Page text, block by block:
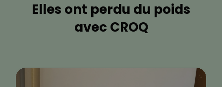
Elles ont perdu du poids
avec CROQ